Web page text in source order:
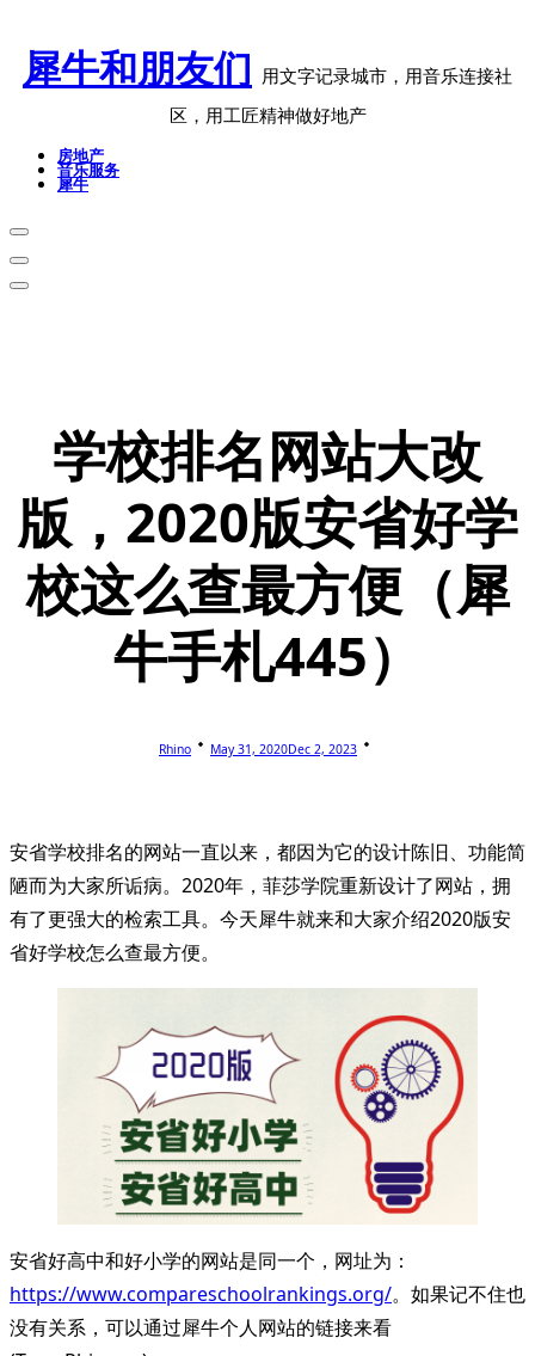
犀牛和朋友们 用文字记录城市，用音乐连接社
区，用工匠精神做好地产
房地产
音乐服务
犀牛
学校排名网站大改
版，2020版安省好学
校这么查最方便（犀
牛手札445）
Rhino May 31, 2020Dec 2, 2023
安省学校排名的网站一直以来，都因为它的设计陈旧、功能简
陋而为大家所诟病。2020年，菲莎学院重新设计了网站，拥
有了更强大的检索工具。今天犀牛就来和大家介绍2020版安
省好学校怎么查最方便。
安省好高中和好小学的网站是同一个，网址为：
https://www.compareschoolrankings.org/。如果记不住也
没有关系，可以通过犀牛个人网站的链接来看